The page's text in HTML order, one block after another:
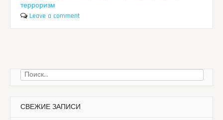
терроризм
Leave a comment
Найти:
СВЕЖИЕ ЗАПИСИ